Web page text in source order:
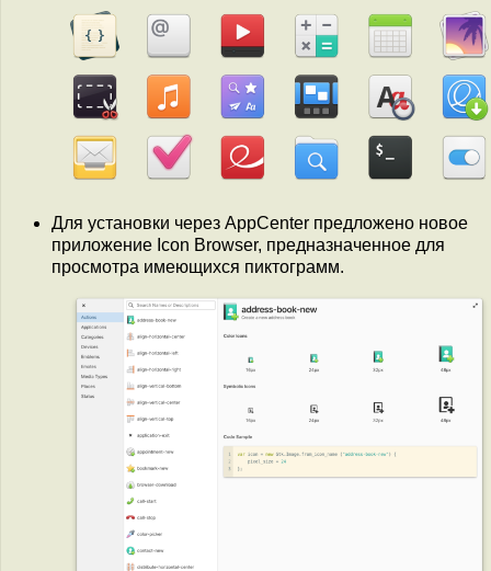
Для установки через AppCenter предложено новое
приложение Icon Browser, предназначенное для
просмотра имеющихся пиктограмм.